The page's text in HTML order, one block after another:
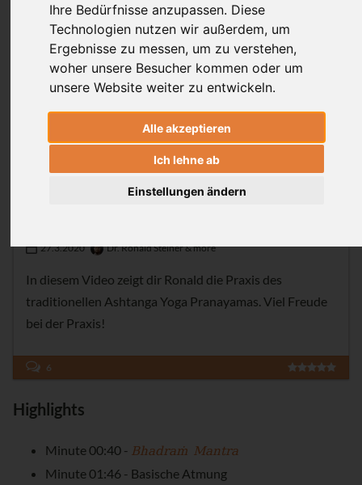
Ihre Bedürfnisse anzupassen. Diese
Technologien nutzen wir außerdem, um
Ergebnisse zu messen, um zu verstehen,
woher unsere Besucher kommen oder um
unsere Website weiter zu entwickeln.
Alle akzeptieren
Ich lehne ab
Einstellungen ändern
das Thema Prāṇayāmaeinzusteigen.
27.3.2020 Dr. Ronald Steiner & more
In diesem Video zeigt dir Ronald die Praxis des
traditionellen Ashtanga Yoga Pranayamas. Viel Freude
bei der Praxis!
6
Highlights
Minute 00:40 - Bhadraṁ Mantra
Minute 01:46 - Basische Atmung